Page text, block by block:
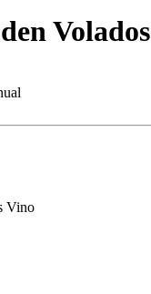
Volados
Vino